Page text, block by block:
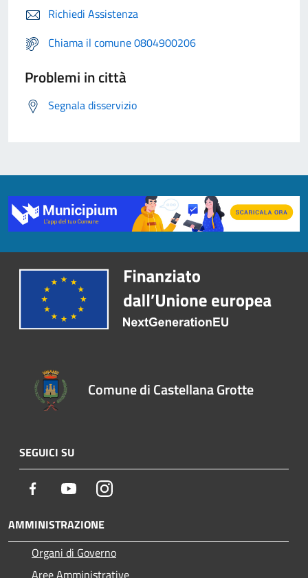
Richiedi Assistenza
Chiama il comune 0804900206
Problemi in città
Segnala disservizio
Comune di Castellana Grotte
SEGUICI SU
Facebook YoutubeInstagram
AMMINISTRAZIONE
Organi di Governo
Aree Amministrative